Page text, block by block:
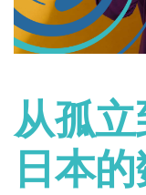
从孤
日本